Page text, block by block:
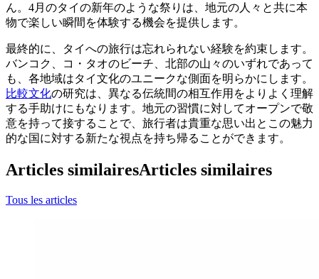
ん。4月のタイの新年のような祭りは、地元の人々と共に本
物で楽しい瞬間を体験する機会を提供します。
最終的に、タイへの旅行は忘れられない経験を約束します。
バンコク、コ・タオのビーチ、北部の山々のいずれであって
も、各地域はタイ文化のユニークな側面を明らかにします。
比較文化の研究は、異なる伝統間の相互作用をよりよく理解
する手助けにもなります。地元の習慣に対してオープンで敬
意を持って接することで、旅行者は貴重な思い出とこの魅力
的な国に対する新たな視点を持ち帰ることができます。
Articles similairesArticles similaires
Tous les articles